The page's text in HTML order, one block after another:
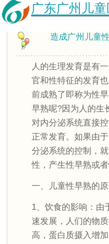
广东广州儿
造成广州儿童
人的生理发育是有
官和性特征的发育
前成熟了即称为性
早熟呢?因为人的生
对内分泌系统直接
正常发育。如果由
分泌系统的控制，
性，产生性早熟或者
一、儿童性早熟的
1、饮食的影响：由
速发展，人们的物
高，蛋白质摄入增